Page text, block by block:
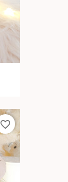
favorite_border